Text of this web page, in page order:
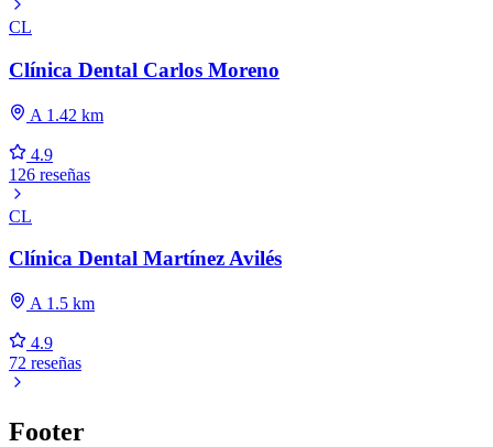
CL
Clínica Dental Carlos Moreno
A 1.42 km
4.9
126 reseñas
CL
Clínica Dental Martínez Avilés
A 1.5 km
4.9
72 reseñas
Footer